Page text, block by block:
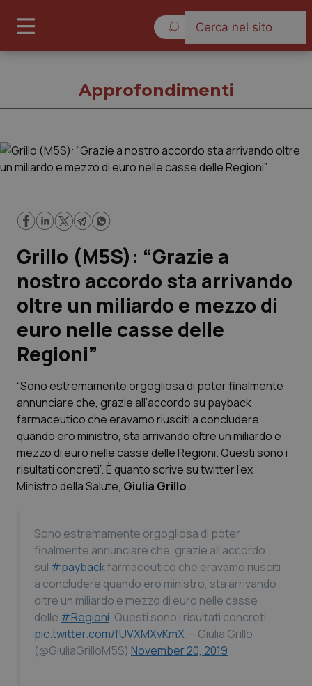
Governo e Parlamento
Regioni e Asl
Lavoro e Professioni
Scienza e Farmaci
Studi e Analisi
Lettere al direttore
Edizioni Regionali
QS Pro
Professionisti Sanitari.AI
Abruzzo
Basilicata
Calabria
QS Pro Gold
Artrite & artrosi
Asma & BPCO
QS Club Newsletter
Approfondimenti
Grillo (M5S): “Grazie a
nostro accordo sta arrivando
oltre un miliardo e mezzo di
euro nelle casse delle
Regioni”
“Sono estremamente orgogliosa di poter finalmente
annunciare che, grazie all’accordo su payback
farmaceutico che eravamo riusciti a concludere
quando ero ministro, sta arrivando oltre un miliardo e
mezzo di euro nelle casse delle Regioni. Questi sono i
risultati concreti”. È quanto scrive su twitter l’ex
Ministro della Salute, Giulia Grillo.
Sono estremamente orgogliosa di poter
finalmente annunciare che, grazie all’accordo
sul #paybackfarmaceutico che eravamo riusciti
a concludere quando ero ministro, sta arrivando
oltre un miliardo e mezzo di euro nelle casse
delle #Regioni. Questi sono i risultati concreti.
pic.twitter.com/fUVXMXvKmX— Giulia Grillo
(@GiuliaGrilloM5S) November 20, 2019